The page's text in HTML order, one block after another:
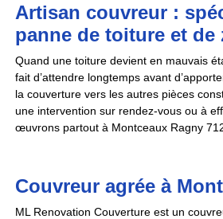
Artisan couvreur :
panne de toiture et de
Quand une toiture devient en mauvais
fait d’attendre longtemps avant
la couverture vers les autres pièces
une intervention sur rendez-vous ou à
œuvrons partout à Montceaux Ragny
Couvreur agrée à
ML Renovation Couverture est un